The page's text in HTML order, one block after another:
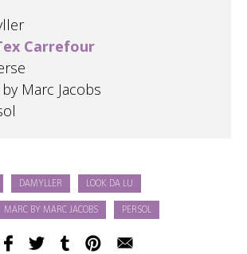
Carrefour
Marc Jacobs
DAMYLLER LOOK DA LU
MARC BY MARC JACOBS PERSOL